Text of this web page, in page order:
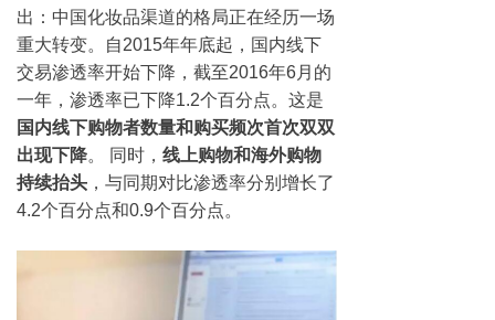
出：中国化妆品渠道的格局正在经历一场
重大转变。自2015年年底起，国内线下
交易渗透率开始下降，截至2016年6月的
一年，渗透率已下降1.2个百分点。这是
国内线下购物者数量和购买频次首次双双
出现下降。 同时， 线上购物和海外购物
持续抬头 ，与同期对比渗透率分别增长了
4.2个百分点和0.9个百分点。